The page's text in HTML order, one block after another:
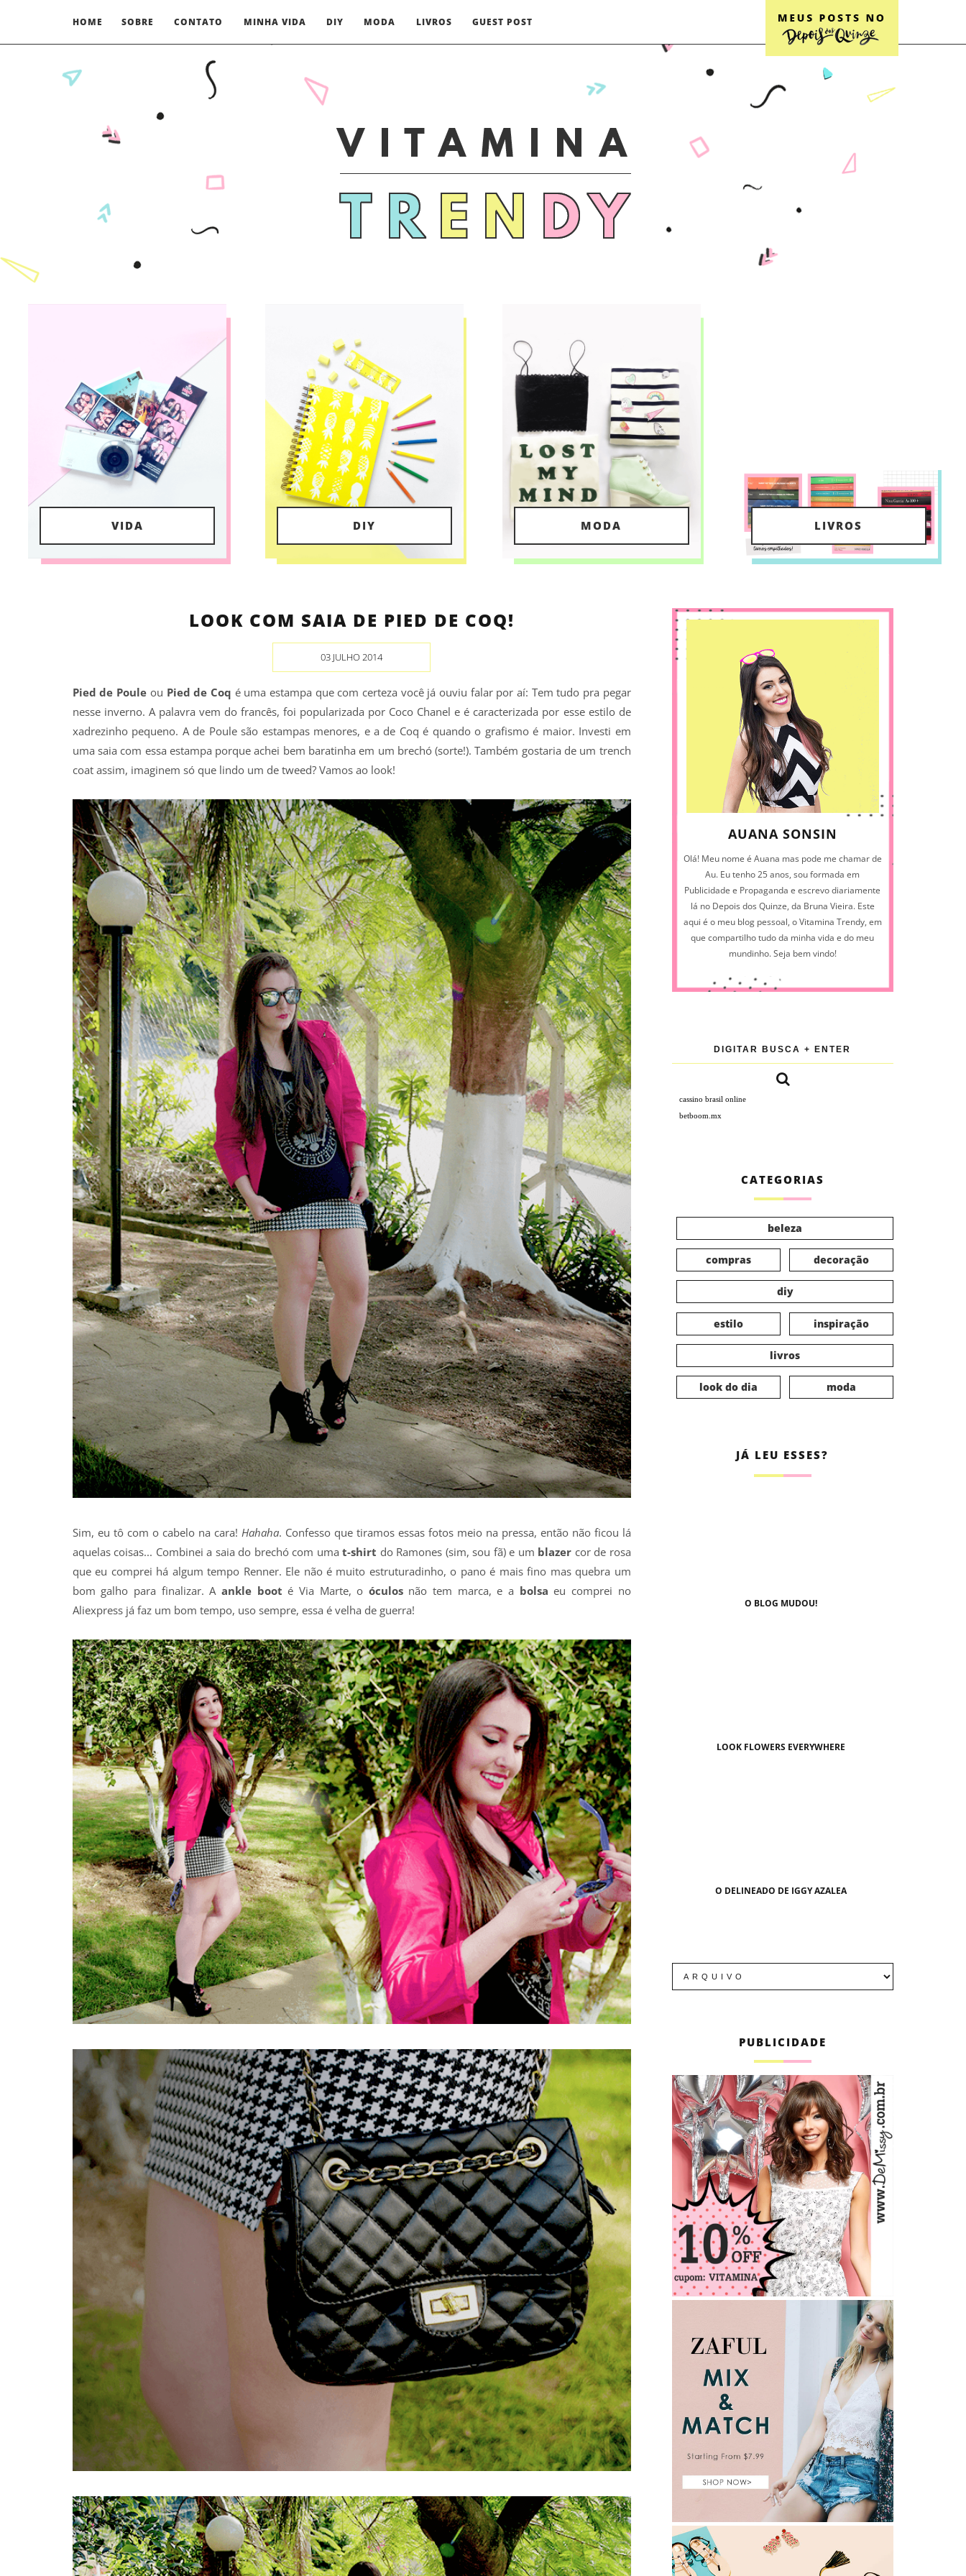
HOME SOBRE CONTATO MINHA VIDA DIY MODA LIVROS GUEST POST
VIDA DIY MODA LIVROS
LOOK COM SAIA DE PIED DE COQ!
03 JULHO 2014
Pied de Poule ou Pied de Coq é uma estampa que com certeza você já ouviu falar por aí: Tem tudo pra pegar
nesse inverno. A palavra vem do francês, foi popularizada por Coco Chanel e é caracterizada por esse estilo de
xadrezinho pequeno. A de Poule são estampas menores, e a de Coq é quando o grafismo é maior. Investi em
uma saia com essa estampa porque achei bem baratinha em um brechó (sorte!). Também gostaria de um trench
coat assim, imaginem só que lindo um de tweed? Vamos ao look!
Sim, eu tô com o cabelo na cara! Hahaha. Confesso que tiramos essas fotos meio na pressa, então não ficou lá
aquelas coisas... Combinei a saia do brechó com umat-shirt do Ramones (sim, sou fã) e um blazer cor de rosa
que eu comprei há algum tempo Renner. Ele não é muito estruturadinho, o pano é mais fino mas quebra um
bom galho para finalizar. A ankle boot é Via Marte, o óculosnão tem marca, e a bolsa eu comprei no
Aliexpress já faz um bom tempo, uso sempre, essa é velha de guerra!
AUANA SONSIN
Olá! Meu nome é Auana mas pode me chamar de
Au. Eu tenho 25 anos, sou formada em
Publicidade e Propaganda e escrevo diariamente
lá no Depois dos Quinze, da Bruna Vieira. Este
aqui é o meu blog pessoal, o Vitamina Trendy, em
que compartilho tudo da minha vida e do meu
mundinho. Seja bem vindo!
cassino brasil online
betboom.mx
CATEGORIAS
beleza
compras decoração
diy
estilo inspiração
livros
look do dia moda
JÁ LEU ESSES?
O BLOG MUDOU!
LOOK FLOWERS EVERYWHERE
O DELINEADO DE IGGY AZALEA
PUBLICIDADE